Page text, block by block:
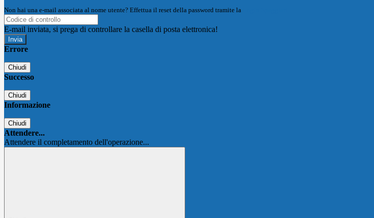
Non hai una e-mail associata al nome utente? Effettua il reset della password tramite la
E-mail inviata, si prega di controllare la casella di posta elettronica!
Errore
Chiudi
Successo
Chiudi
Informazione
Chiudi
Attendere...
Attendere il completamento dell'operazione...